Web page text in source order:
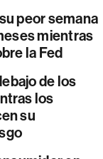
peor semana
mientras
la Fed
de los
los
su